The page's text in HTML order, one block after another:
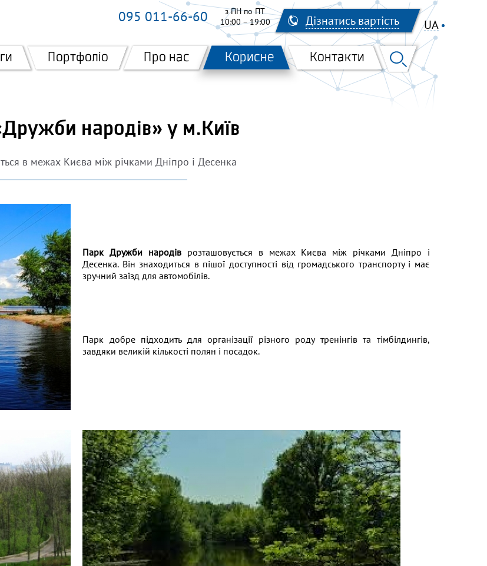
EN
RU
UA
Дізнатись вартість
095 011-66-60
з ПН по ПТ
10:00 – 19:00
Портфоліо Про нас Корисне Контакти
народів» у м.Київ
в межах Києва між річками Дніпро і Десенка
Парк Дружби народіврозташовується в межах Києва між річками Дніпро і
Десенка. Він знаходиться в пішої доступності від громадського транспорту і має
зручний заїзд для автомобілів.
Парк добре підходить для організації різного роду тренінгів та тімбілдингів,
завдяки великій кількості полян і посадок.